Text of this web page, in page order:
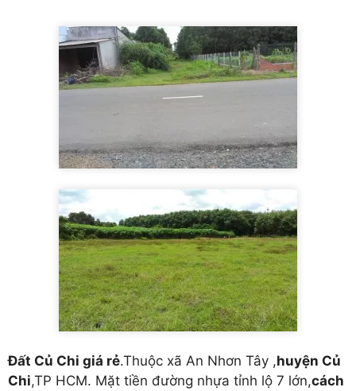
Đất Củ Chi giá rẻ.Thuộc xã An Nhơn Tây ,huyện Củ
Chi,TP HCM. Mặt tiền đường nhựa tỉnh lộ 7 lớn,cách